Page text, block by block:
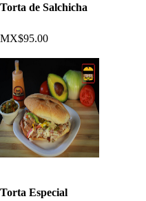
Torta de Salchicha
MX$95.00
Torta Especial